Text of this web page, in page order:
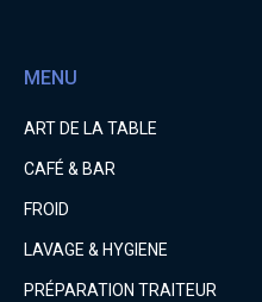
MENU
ART DE LA TABLE
CAFÉ & BAR
FROID
LAVAGE & HYGIENE
PRÉPARATION TRAITEUR